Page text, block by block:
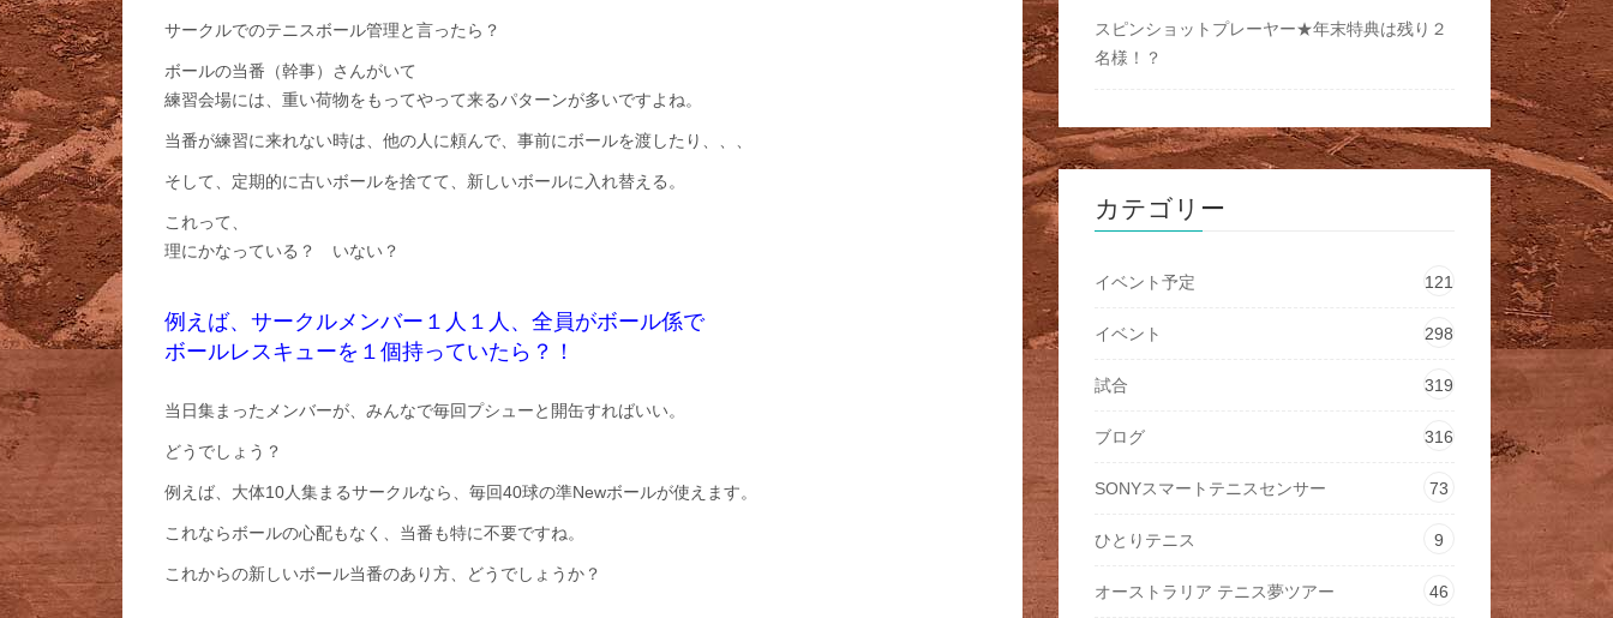
サークルでのテニスボール管理と言ったら？
ボールの当番（幹事）さんがいて
練習会場には、重い荷物をもってやって来るパターンが多いですよね。
当番が練習に来れない時は、他の人に頼んで、事前にボールを渡したり、、、
そして、定期的に古いボールを捨てて、新しいボールに入れ替える。
これって、
理にかなっている？ いない？
例えば、サークルメンバー１人１人、全員がボール係で
ボールレスキューを１個持っていたら？！
当日集まったメンバーが、みんなで毎回プシューと開缶すればいい。
どうでしょう？
例えば、大体10人集まるサークルなら、毎回40球の準Newボールが使えます。
これならボールの心配もなく、当番も特に不要ですね。
これからの新しいボール当番のあり方、どうでしょうか？
スピンショットプレーヤー★年末特典は残り２
名様！？
カテゴリー
イベント予定 121
イベント 298
試合 319
ブログ 316
SONYスマートテニスセンサー 73
ひとりテニス 9
オーストラリア テニス夢ツアー 46